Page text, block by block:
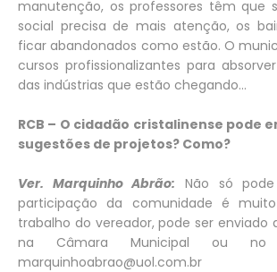
manutenção, os professores têm que
social precisa de mais atenção, os
ficar abandonados como estão. O
cursos profissionalizantes para
das indústrias que estão chegando...
RCB – O cidadão cristalinense pode
sugestões de projetos? Como?
Ver. Marquinho Abrão: Não só
participação da comunidade é
trabalho do vereador, pode ser enviado
na Câmara Municipal ou
marquinhoabrao@uol.com.br